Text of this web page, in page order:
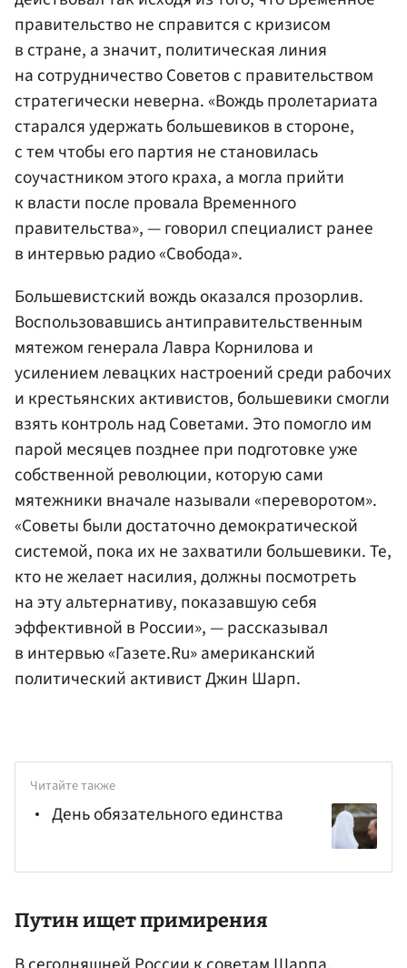
правительство не справится с кризисом
в стране, а значит, политическая линия
на сотрудничество Советов с правительством
стратегически неверна. «Вождь пролетариата
старался удержать большевиков в стороне,
с тем чтобы его партия не становилась
соучастником этого краха, а могла прийти
к власти после провала Временного
правительства», — говорил специалист ранее
в интервью радио «Свобода».
Большевистский вождь оказался прозорлив.
Воспользовавшись антиправительственным
мятежом генерала Лавра Корнилова и
усилением левацких настроений среди рабочих
и крестьянских активистов, большевики смогли
взять контроль над Советами. Это помогло им
парой месяцев позднее при подготовке уже
собственной революции, которую сами
мятежники вначале называли «переворотом».
«Советы были достаточно демократической
системой, пока их не захватили большевики. Те,
кто не желает насилия, должны посмотреть
на эту альтернативу, показавшую себя
эффективной в России», — рассказывал
в интервью «Газете.Ru» американский
политический активист Джин Шарп.
Читайте также
День обязательного единства
Путин ищет примирения